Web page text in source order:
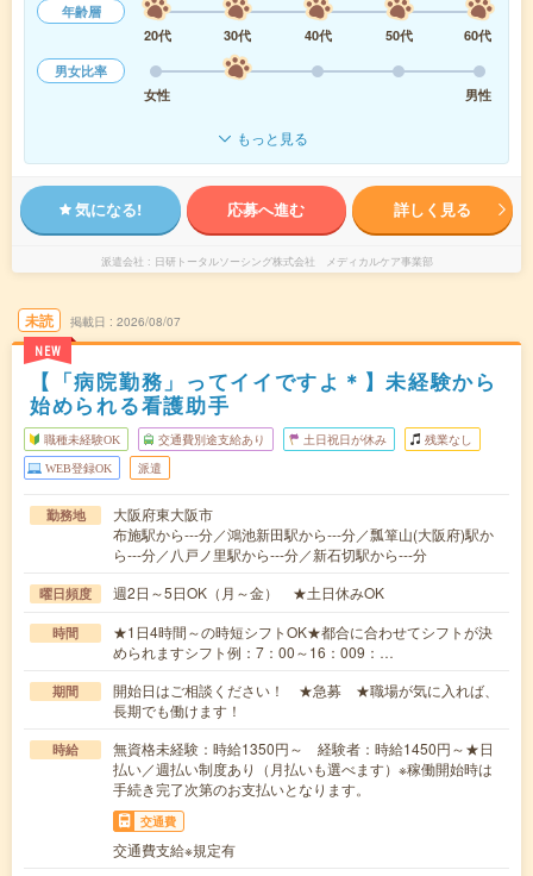
年齢層
20代
30代 40代 50代
60代
男女比率
女性
男性
もっと見る
気になる! 応募へ進む 詳しく見る
派遣会社 日研トータルソーシング株式会社 メディカルケア事業部
未読
NEW
掲載日 2026/08/07
【「病院勤務」ってイイですよ＊】未経験から
始められる看護助手
職種未経験OK 交通費別途支給あり 土日祝日が休み 残業なし
WEB登録OK 派遣
勤務地
大阪府東大阪市
布施駅から---分／鴻池新田駅から---分／瓢箪山(大阪府)駅か
ら---分／八戸ノ里駅から---分／新石切駅から---分
曜日頻度 週2日～5日OK（月～金） ★土日休みOK
時間
★1日4時間～の時短シフトOK★都合に合わせてシフトが決
められますシフト例：7：00～16：009：…
期間
開始日はご相談ください！ ★急募 ★職場が気に入れば、
長期でも働けます！
時給
無資格未経験：時給1350円～ 経験者：時給1450円～★日
払い／週払い制度あり（月払いも選べます）※稼働開始時は
手続き完了次第のお支払いとなります。
交通費
交通費支給※規定有